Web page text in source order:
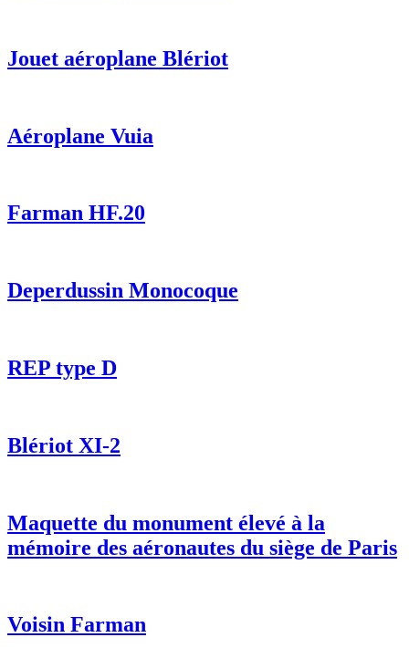
Jouet aéroplane Blériot
Aéroplane Vuia
Farman HF.20
Deperdussin Monocoque
REP type D
Blériot XI-2
Maquette du monument élevé à la
mémoire des aéronautes du siège de Paris
Voisin Farman